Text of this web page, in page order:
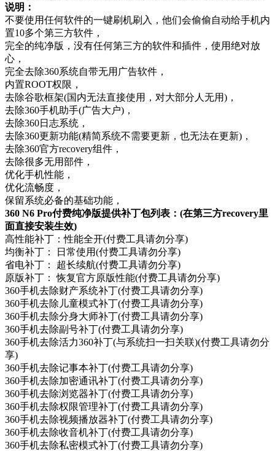
说明：
不要使用任何软件的一键刷机刷入，他们会偷偷自动给手机内
置10多个第三方软件，
完全的纯净版，没有任何第三方的软件和插件，使用绝对放
心，
完全去除360系统自带无用广告软件，
内置ROOT权限，
去除谷歌框架(国内无法直接使用，对大部分人无用)，
去除360手机助手(广告大户)，
去除360日志系统，
去除360更新功能(精简系统不需要更新，也无法在更新)，
去除360官方recovery组件，
去除很多无用部件，
优化手机性能，
优化流畅度，
保留系统必备的基础功能，
360 N6 Pro付费纯净版提供补丁包列表：(在第三方recovery里
面直接安装生效)
高性能补丁：性能全开(付费工具请勿分享)
均衡补丁： 日常使用(付费工具请勿分享)
省电补丁： 超长续航(付费工具请勿分享)
原版补丁： 恢复官方原版性能(付费工具请勿分享)
360手机去除财产系统补丁(付费工具请勿分享)
360手机去除儿童模式补丁(付费工具请勿分享)
360手机去除分身大师补丁(付费工具请勿分享)
360手机去除副号补丁(付费工具请勿分享)
360手机去除活力360补丁(与系统扫一扫关联)(付费工具请勿分
享)
360手机去除记事本补丁(付费工具请勿分享)
360手机去除加密通讯补丁(付费工具请勿分享)
360手机去除浏览器补丁(付费工具请勿分享)
360手机去除权限管理补丁(付费工具请勿分享)
360手机去除视频播放器补丁(付费工具请勿分享)
360手机去除收音机补丁(付费工具请勿分享)
360手机去除私密模式补丁(付费工具请勿分享)